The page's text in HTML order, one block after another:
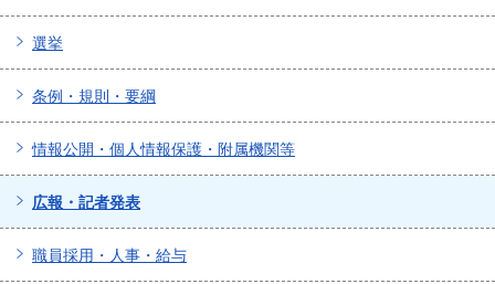
選挙
条例・規則・要綱
情報公開・個人情報保護・附属機関等
広報・記者発表
職員採用・人事・給与